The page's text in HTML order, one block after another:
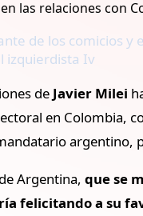
de los comicios y
izquierdista Iv
de Javier Milei
en Colombia,
argentino,
Argentina, que se
felicitando a su